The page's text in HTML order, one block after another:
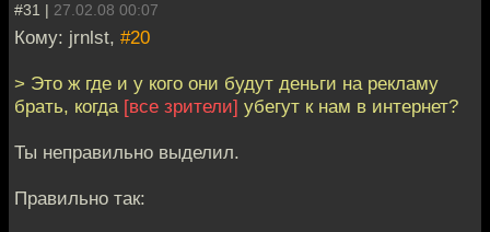
#31 | 27.02.08 00:07
Кому: jrnlst, #20
> Это ж где и у кого они будут деньги на рекламу
брать, когда [все зрители] убегут к нам в интернет?
Ты неправильно выделил.
Правильно так: